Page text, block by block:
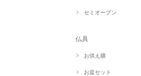
セミオープン
仏具
お供え膳
お盆セット